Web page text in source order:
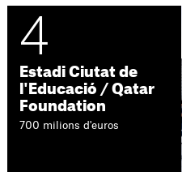
4
Estadi Ciutat de
l'Educació / Qatar
Foundation
700 milions d'euros